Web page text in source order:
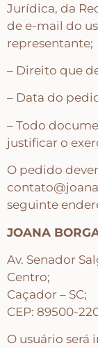
Stencil
Apliques de
Papéis –
Imagens
Acabamentos
Pátinas
Base para
Jurídica, da
de e-mail do
representante;
– Direito que
– Data do
– Todo
justificar o
O pedido
seguinte
JOANA
Av. Senador
Centro;
Caçador – SC;
CEP: 89500-
O usuário será